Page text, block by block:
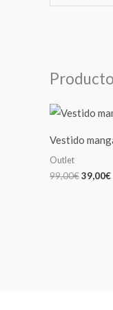
Vestido
Outlet
99,00€
El
precio
era:
39,00€